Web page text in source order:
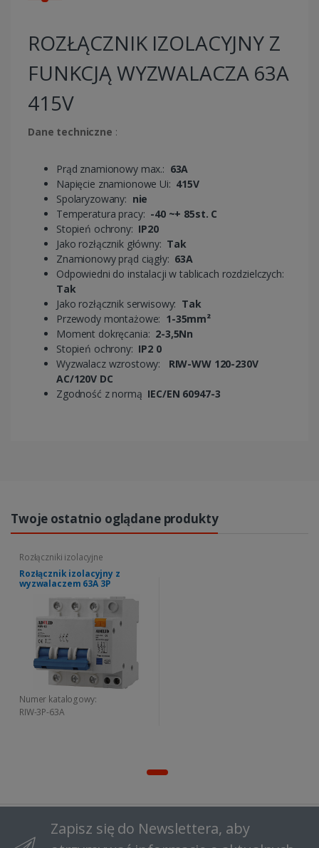
ROZŁĄCZNIK IZOLACYJNY Z
FUNKCJĄ WYZWALACZA 63A
415V
Dane techniczne :
Prąd znamionowy max.: 63A
Napięcie znamionowe Ui: 415V
Spolaryzowany: nie
Temperatura pracy: -40 ~+ 85st. C
Stopień ochrony: IP20
Jako rozłącznik główny: Tak
Znamionowy prąd ciągły: 63A
Odpowiedni do instalacji w tablicach rozdzielczych:
Tak
Jako rozłącznik serwisowy: Tak
Przewody montażowe: 1-35mm²
Moment dokręcania: 2-3,5Nn
Stopień ochrony: IP2 0
Wyzwalacz wzrostowy:
RIW-WW 120-230V
AC/120V DC
Zgodność z normą IEC/EN 60947-3
Twoje ostatnio oglądane produkty
Rozłączniki izolacyjne
Rozłącznik izolacyjny z
wyzwalaczem 63A 3P
Numer katalogowy:
RIW-3P-63A
Zapisz się do Newslettera, aby